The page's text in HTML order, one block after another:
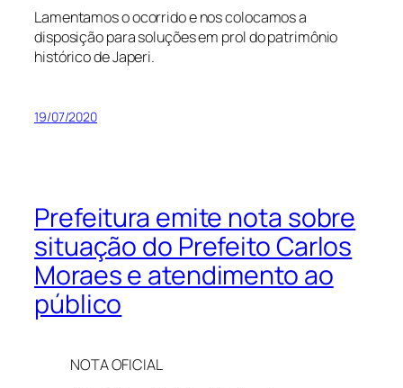
Lamentamos o ocorrido e nos colocamos a
disposição para soluções em prol do patrimônio
histórico de Japeri.
19/07/2020
Prefeitura emite nota sobre
situação do Prefeito Carlos
Moraes e atendimento ao
público
NOTA OFICIAL